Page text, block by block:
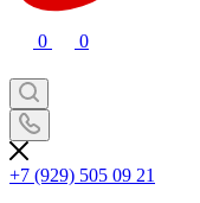
0 0
+7 (929) 505 09 21